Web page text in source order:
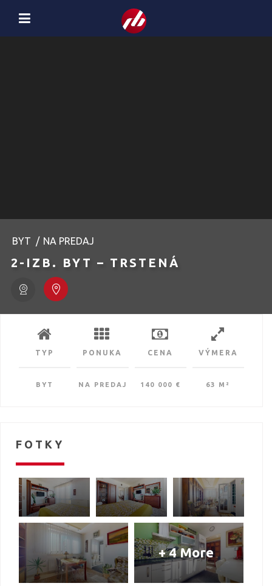
BYT / NA PREDAJ
2-IZB. BYT – TRSTENÁ
TYP
BYT
PONUKA
NA PREDAJ
CENA
140 000 €
VÝMERA
63 M²
FOTKY
+ 4 More